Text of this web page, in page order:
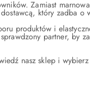
Zamiast
który zadba o
produktów i
partner, by
nasz sklep i